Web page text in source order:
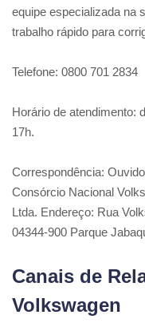
equipe especializada na
trabalho rápido para
Telefone: 0800 701 2834
Horário de atendimento:
17h.
Correspondência:
Consórcio Nacional
Ltda. Endereço: Rua
04344-900 Parque
Canais de
Volkswagen